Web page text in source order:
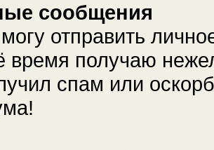
сообщения
отправить
время получаю
спам или